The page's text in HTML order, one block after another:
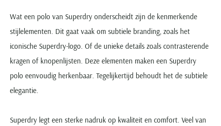
Wat een polo van Superdry onderscheidt zijn de kenmerkende
stijlelementen. Dit gaat vaak om subtiele branding, zoals het
iconische Superdry-logo. Of de unieke details zoals contrasterende
kragen of knopenlijsten. Deze elementen maken een Superdry
polo eenvoudig herkenbaar. Tegelijkertijd behoudt het de subtiele
elegantie.
Superdry legt een sterke nadruk op kwaliteit en comfort. Veel van